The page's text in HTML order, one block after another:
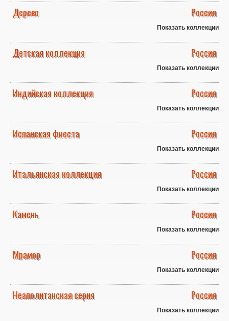
Дерево Россия
Показать коллекции
Детская коллекция Россия
Показать коллекции
Индийская коллекция Россия
Показать коллекции
Испанская фиеста Россия
Показать коллекции
Итальянская коллекция Россия
Показать коллекции
Камень Россия
Показать коллекции
Мрамор Россия
Показать коллекции
Неаполитанская серия Россия
Показать коллекции